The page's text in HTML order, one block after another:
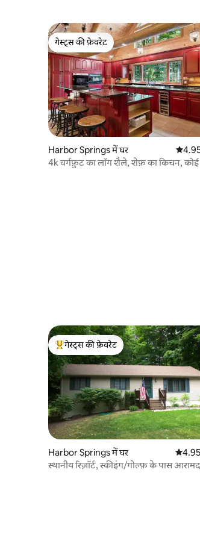
गेस्ट्स की फ़ेवरेट
गेस्ट्स की फ़ेवरेट
Harbor Springs में घर औसत
4k वर्गफ़ुट का लॉग शैले, शेफ़ का किचन,
गेस्ट्स का टॉप फ़ेवरेट
गेस्ट्स की फ़ेवरेट
Harbor Springs में घर औसत
स्थानीय रिज़ॉर्ट, स्कीइंग/गोल्फ़ के पास